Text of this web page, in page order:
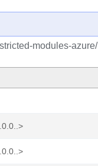
modules-azure/